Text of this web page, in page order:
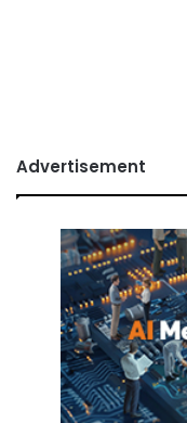
Advertisement